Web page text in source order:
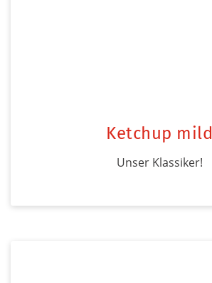
Ketchup mild
Unser Klassiker!